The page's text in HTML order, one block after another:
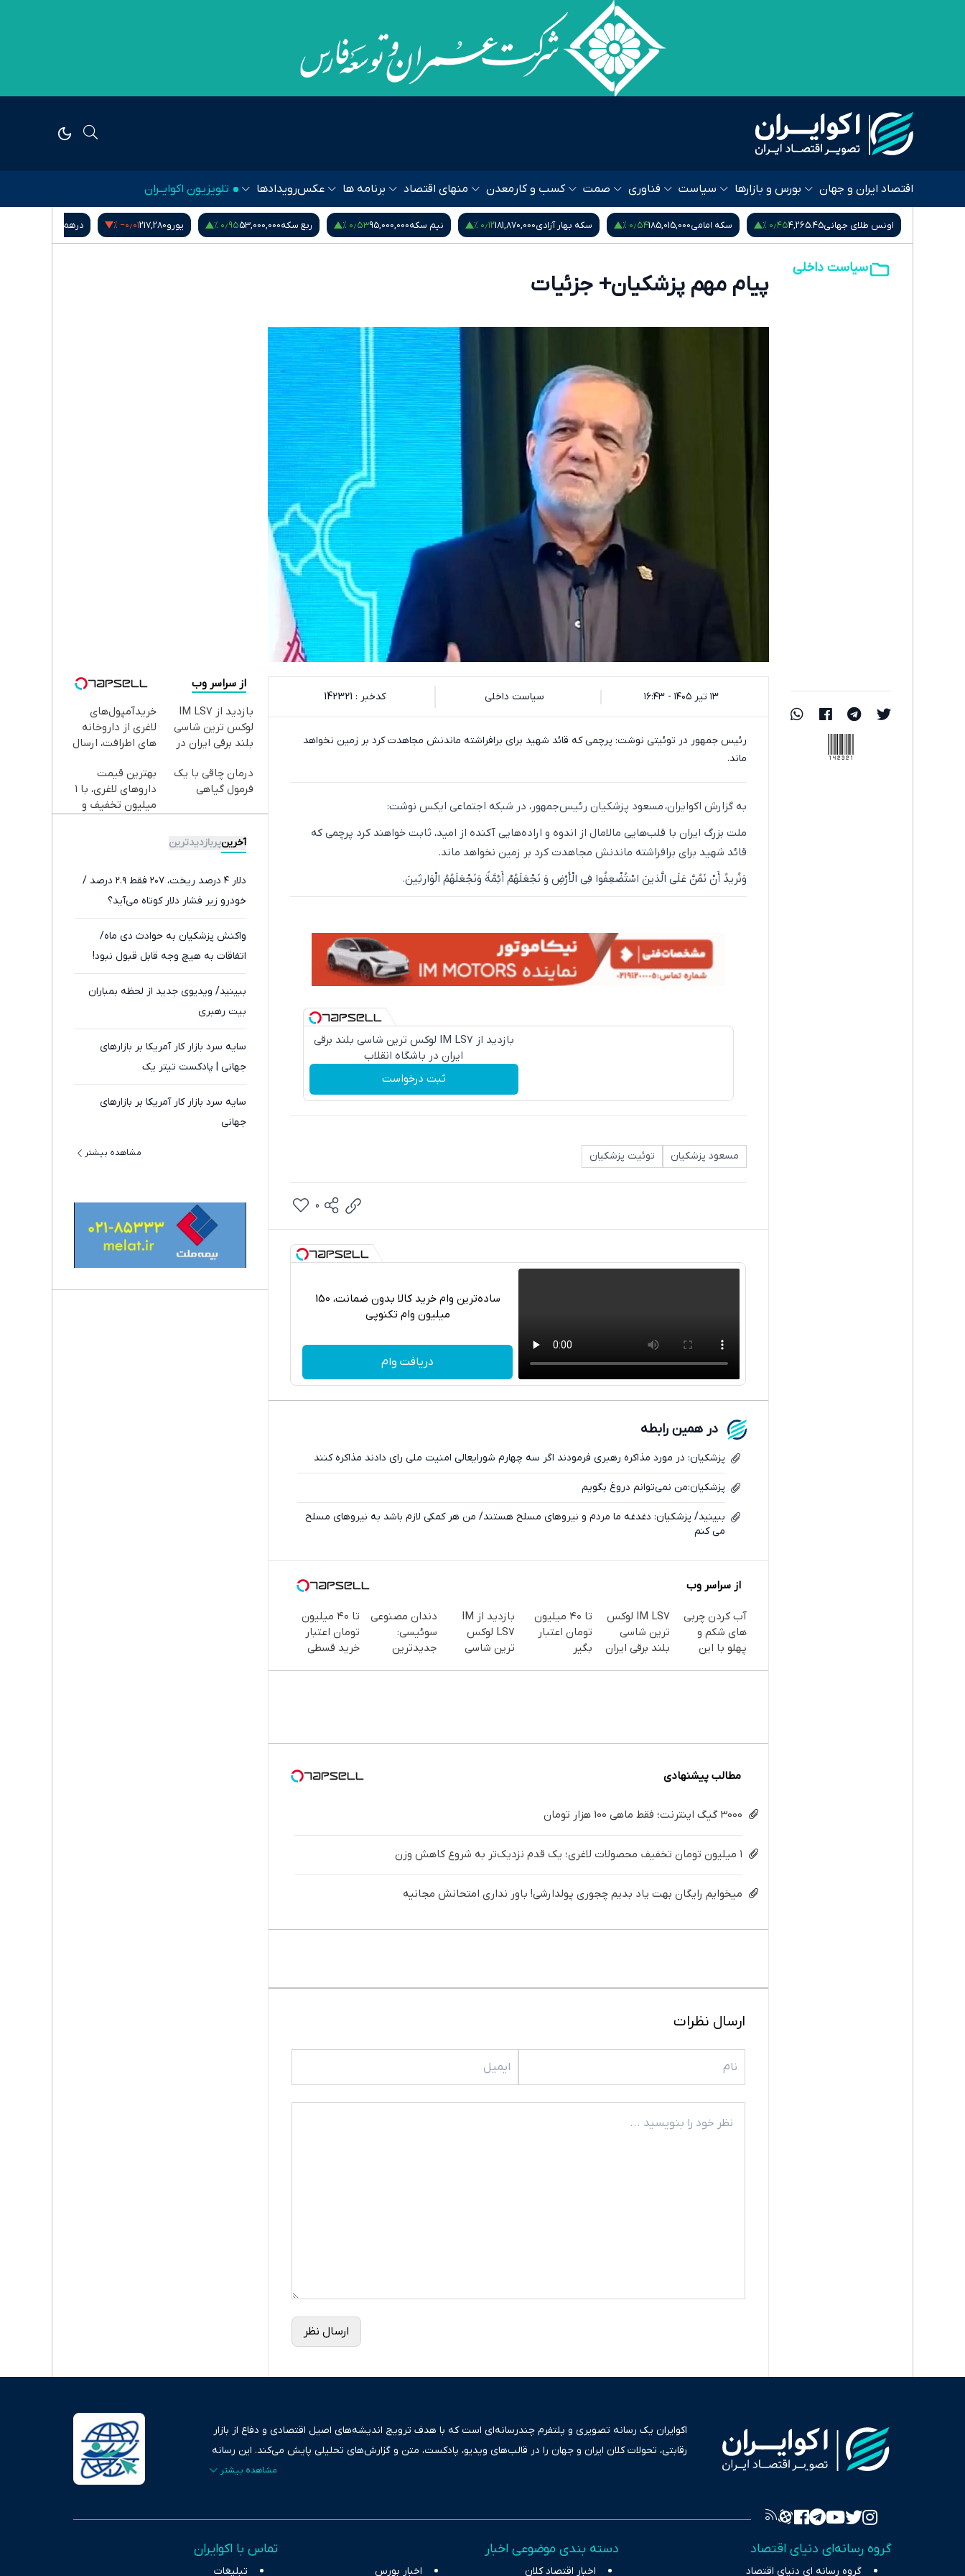
اقتصاد ایران و جهان بورس و بازارها سیاست فناوری صمت کسب و کار معدن منهای اقتصاد برنامه ها عکسرویدادها تلویزیون اکوایــران
اونس طلای جهانی4,265.45۰٫۴۵ % سکه امامی185,015,000۰٫۵۴ % سکه بهار آزادی181,870,000۰٫۱۲ % نیم سکه95,000,000۰٫۵۳ % ربع سکه53,000,000۰٫۹۵ % یورو217,280‎−۰٫۰۱ % درهم امارات
سیاست داخلی
پیام مهم پزشکیان+ جزئیات
۱۳ تیر ۱۴۰۵ - ۱۶:۴۳ سیاست داخلی کدخبر : 142321
رئیس جمهور در توئیتی نوشت: پرچمی که قائد شهید برای برافراشته ماندنش مجاهدت کرد بر زمین نخواهد
ماند.
به گزارش اکوایران، مسعود پزشکیان رئیس‌جمهور، در شبکه اجتماعی ایکس نوشت:
ملت بزرگ ایران با قلب‌هایی مالامال از اندوه و اراده‌هایی آکنده از امید، ثابت خواهند کرد پرچمی که
قائد شهید برای برافراشته ماندنش مجاهدت کرد بر زمین نخواهد ماند.
وَنُریدُ أَنْ نَمُنَّ عَلَى الَّذینَ اسْتُضْعِفُوا فِی الْأَرْضِ وَ نَجْعَلَهُمْ أَئِمَّةً وَنَجْعَلَهُمُ الْوَارثِینَ.
بازدید از IM LS7 لوکس ترین شاسی بلند برقی
ایران در باشگاه انقلاب
ثبت درخواست
مسعود پزشکیان توئیت پزشکیان
تلگرام
فیسبوک
0
ساده‌ترین وام خرید کالا بدون ضمانت، 150
میلیون وام تکنوپی
دریافت وام
در همین رابطه
پزشکیان: در مورد مذاکره رهبری فرمودند اگر سه چهارم شورایعالی امنیت ملی رای دادند مذاکره کنند
پزشکیان:من نمی‌توانم دروغ بگویم
ببینید/ پزشکیان: دغدغه ما مردم و نیروهای مسلح هستند/ من هر کمکی لازم باشد به نیروهای مسلح
می کنم
از سراسر وب
آب کردن چربی
های شکم و
پهلو با این
IM LS7 لوکس
ترین شاسی
بلند برقی ایران
تا ۴۰ میلیون
تومان اعتبار
بگیر
بازدید از IM
LS7 لوکس
ترین شاسی
دندان مصنوعی
سوئیسی:
جدیدترین
تا ۴۰ میلیون
تومان اعتبار
خرید قسطی
مطالب پیشنهادی
3000 گیگ اینترنت؛ فقط ماهی 100 هزار تومان
۱ میلیون تومان تخفیف محصولات لاغری؛ یک قدم نزدیک‌تر به شروع کاهش وزن
میخوایم رایگان بهت یاد بدیم چجوری پولدارشی! باور نداری امتحانش مجانیه
ارسال نظرات
ارسال نظر
از سراسر وب
بازدید از IM LS7
لوکس ترین شاسی
بلند برقی ایران در
خریدآمپول‌های
لاغری از داروخانه
های اطرافت، ارسال
یخ!
درمان چاقی با یک
فرمول گیاهی
بهترین قیمت
داروهای لاغری، با ۱
میلیون تخفیف و
آخرینپربازدیدترین
دلار ۴ درصد ریخت، ۲۰۷ فقط ۲.۹ درصد /
خودرو زیر فشار دلار کوتاه می‌آید؟
واکنش پزشکیان به حوادث دی ماه/
اتفاقات به هیچ وجه قابل قبول نبود!
ببینید/ ویدیوی جدید از لحظه بمباران
بیت رهبری
سایه سرد بازار کار آمریکا بر بازارهای
جهانی | پادکست تیتر یک
سایه سرد بازار کار آمریکا بر بازارهای
جهانی
مشاهده بیشتر
اکوایران یک رسانه تصویری و پلتفرم چندرسانه‌ای است که با هدف ترویج اندیشه‌های اصیل اقتصادی و دفاع از بازار
رقابتی، تحولات کلان ایران و جهان را در قالب‌های ویدیو، پادکست، متن و گزارش‌های تحلیلی پایش می‌کند. این رسانه
به عنوان منبعی دقیق و قابل اعتماد، فراتر از اطلاع‌رسانی صرف، به تبیین سیاست‌ها و کارکردهای بازارهای مالی،
چالش‌های فقر و بیکاری را جست‌وجو کرده و در کنار تحلیل آمارها، نیازهای خبری مخاطبان در حوزه‌های اثرگذار بر
اقتصاد را با رویکردی حرفه‌ای و روزآمد پوشش می‌دهیم.
گروه رسانه‌ای دنیای اقتصاد
گروه رسانه ای دنیای اقتصاد
دسته بندی موضوعی اخبار
اخبار اقتصاد کلان اخبار بورس
تماس با اکوایران
تبلیغات